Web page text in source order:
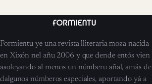
Formientu ye una revista lliteraria moza nacida
en Xixón nel añu 2006 y que dende entós vien
asoleyando al menos un númberu añal, amás de
dalgunos númberos especiales, aportando yá a